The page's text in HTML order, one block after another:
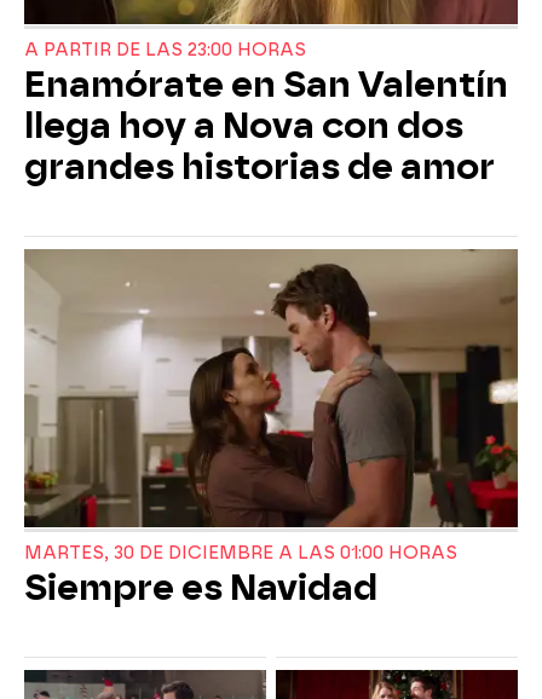
A PARTIR DE LAS 23:00 HORAS
Enamórate en San Valentín
llega hoy a Nova con dos
grandes historias de amor
MARTES, 30 DE DICIEMBRE A LAS 01:00 HORAS
Siempre es Navidad